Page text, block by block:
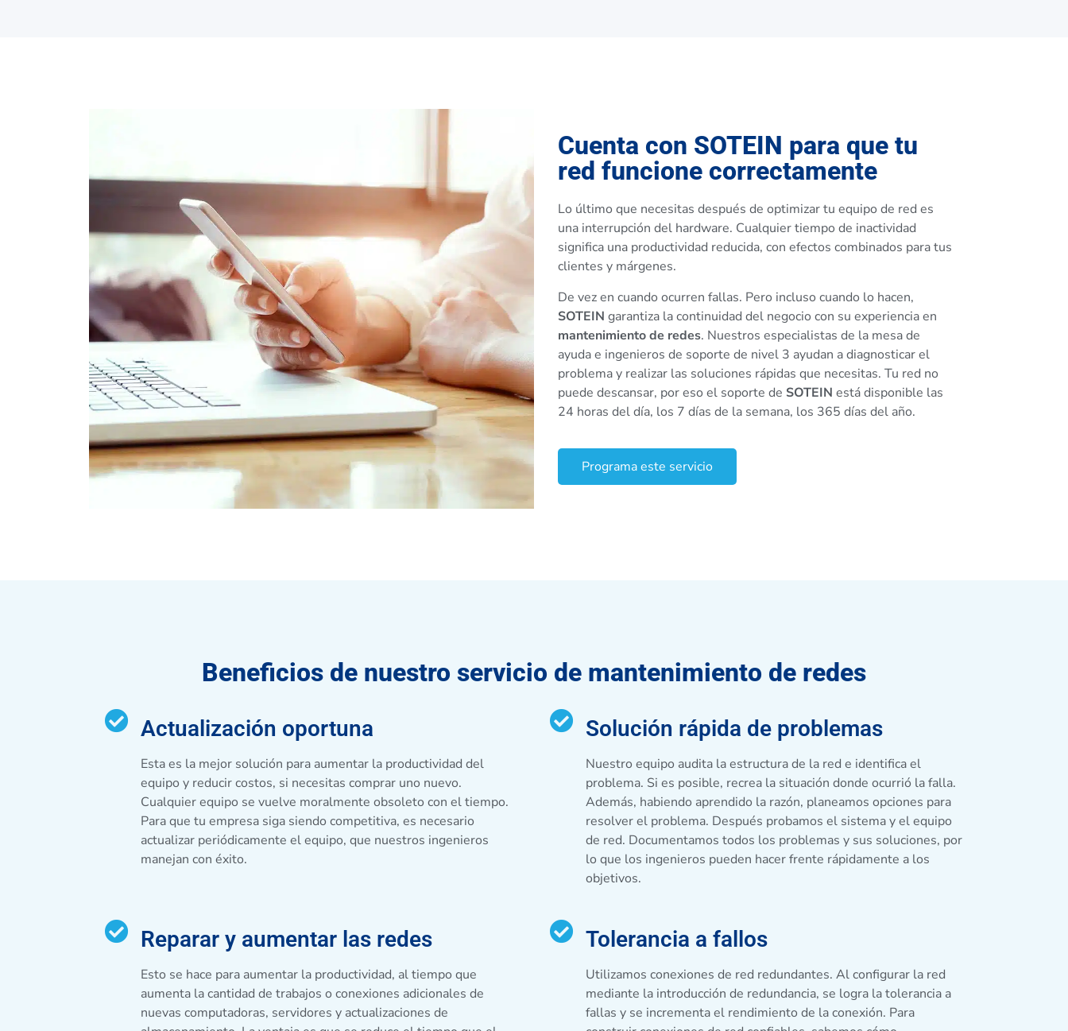
Cuenta con SOTEIN para que tu
red funcione correctamente
Lo último que necesitas después de optimizar tu equipo de red es
una interrupción del hardware. Cualquier tiempo de inactividad
significa una productividad reducida, con efectos combinados para tus
clientes y márgenes.
De vez en cuando ocurren fallas. Pero incluso cuando lo hacen,
SOTEIN garantiza la continuidad del negocio con su experiencia en
mantenimiento de redes. Nuestros especialistas de la mesa de
ayuda e ingenieros de soporte de nivel 3 ayudan a diagnosticar el
problema y realizar las soluciones rápidas que necesitas. Tu red no
puede descansar, por eso el soporte de SOTEIN está disponible las
24 horas del día, los 7 días de la semana, los 365 días del año.
Programa este servicio
Beneficios de nuestro servicio de mantenimiento de redes
Actualización oportuna
Esta es la mejor solución para aumentar la productividad del
equipo y reducir costos, si necesitas comprar uno nuevo.
Cualquier equipo se vuelve moralmente obsoleto con el tiempo.
Para que tu empresa siga siendo competitiva, es necesario
actualizar periódicamente el equipo, que nuestros ingenieros
manejan con éxito.
Solución rápida de problemas
Nuestro equipo audita la estructura de la red e identifica el
problema. Si es posible, recrea la situación donde ocurrió la falla.
Además, habiendo aprendido la razón, planeamos opciones para
resolver el problema. Después probamos el sistema y el equipo
de red. Documentamos todos los problemas y sus soluciones, por
lo que los ingenieros pueden hacer frente rápidamente a los
objetivos.
Reparar y aumentar las redes
Esto se hace para aumentar la productividad, al tiempo que
aumenta la cantidad de trabajos o conexiones adicionales de
nuevas computadoras, servidores y actualizaciones de
Tolerancia a fallos
Utilizamos conexiones de red redundantes. Al configurar la red
mediante la introducción de redundancia, se logra la tolerancia a
fallas y se incrementa el rendimiento de la conexión. Para